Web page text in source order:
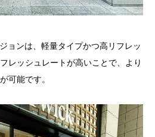
ョンは、軽量タイプかつ高リフレッ
レッシュレートが高いことで、より
可能です。